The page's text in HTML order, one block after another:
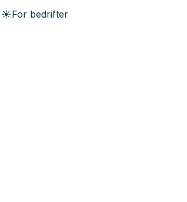
☀️For bedrifter